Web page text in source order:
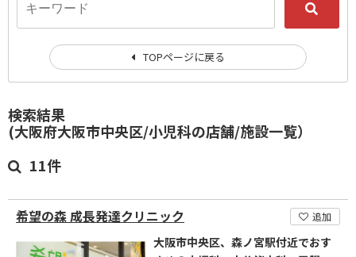
検索結果
(大阪府大阪市中央区/小児科の店舗/施設一覧）
11件
希望の森 成長発達クリニック 追加
大阪市中央区、森ノ宮駅付近でおす
TOPページに戻る